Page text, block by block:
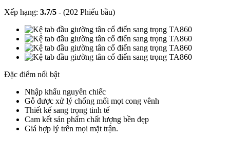
Xếp hạng: 3.7/5 - (202 Phiếu bầu)
Đặc điểm nổi bật
Nhập khẩu nguyên chiếc
Gỗ được xử lý chống mối mọt cong vênh
Thiết kế sang trọng tinh tế
Cam kết sản phẩm chất lượng bền đẹp
Giá hợp lý trên mọi mặt trận.